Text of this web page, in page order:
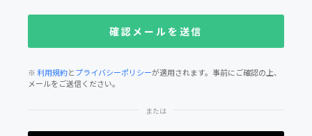
※利用規約とプライバシーポリシーが適用されます。事前にご確認の上、
メールをご送信ください。